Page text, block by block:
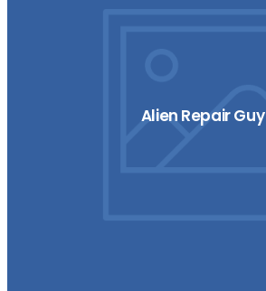
Alien Repair Guy